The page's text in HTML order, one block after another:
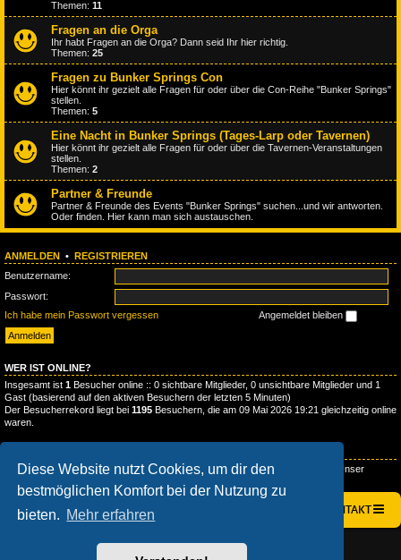
Diese Website nutzt Cookies, um dir den
bestmöglichen Komfort bei der Nutzung zu
bieten. Mehr erfahren
Themen: 11
Fragen an die Orga
Ihr habt Fragen an die Orga? Dann seid Ihr hier richtig.
Themen: 25
Fragen zu Bunker Springs Con
Hier könnt ihr gezielt alle Fragen für oder über die Con-Reihe "Bunker Springs"
stellen.
Themen: 5
Eine Nacht in Bunker Springs (Tages-Larp oder Tavernen)
Hier könnt ihr gezielt alle Fragen für oder über die Tavernen-Veranstaltungen
stellen.
Themen: 2
Partner & Freunde
Partner & Freunde des Events "Bunker Springs" suchen...und wir antworten.
Oder finden. Hier kann man sich austauschen.
ANMELDEN • REGISTRIEREN
Benutzername:
Passwort:
Ich habe mein Passwort vergessen
Angemeldet bleiben
WER IST ONLINE?
Insgesamt ist 1 Besucher online :: 0 sichtbare Mitglieder, 0 unsichtbare Mitglieder und 1
Gast (basierend auf den aktiven Besuchern der letzten 5 Minuten)
Der Besucherrekord liegt bei 1195 Besuchern, die am 09 Mai 2026 19:21 gleichzeitig online
waren.
Beiträge insgesamt300• Themen insgesamt 95 • Mitglieder insgesamt
• Unser
STARTSEITE FOREN-ÜBERSICHT KONTAKT
POWERED BYPHPBB ® FORUM SOFTWARE © PHPBB LIMITED